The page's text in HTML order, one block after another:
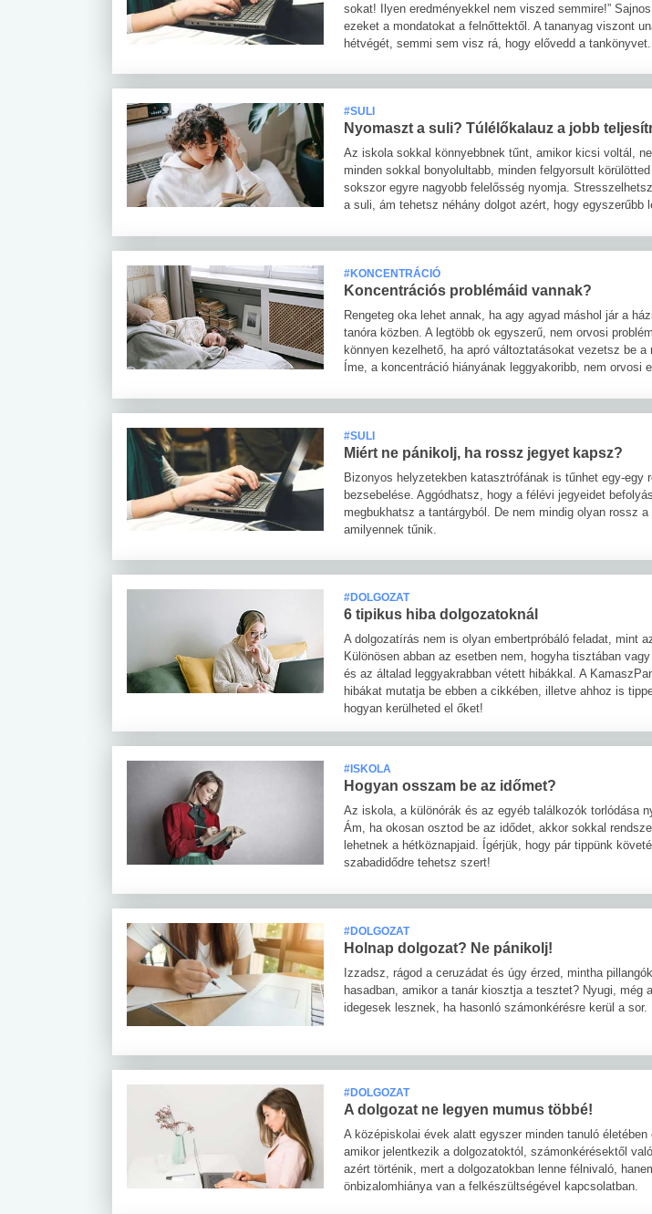
sokat! Ilyen eredményekkel nem viszed semmire!”
ezeket a mondatokat a felnőttektől. A tananyag viszont
hétvégét, semmi sem visz rá, hogy elővedd a
#SULI
Nyomaszt a suli? Túlélőkalauz a jobb
Az iskola sokkal könnyebbnek tűnt, amikor kicsi voltál,
minden sokkal bonyolultabb, minden felgyorsult
sokszor egyre nagyobb felelősség nyomja.
a suli, ám tehetsz néhány dolgot azért, hogy egyszerűbb
#KONCENTRÁCIÓ
Koncentrációs problémáid vannak?
Rengeteg oka lehet annak, ha agy agyad máshol jár a
tanóra közben. A legtöbb ok egyszerű, nem orvosi
könnyen kezelhető, ha apró változtatásokat vezetsz be a
Íme, a koncentráció hiányának leggyakoribb, nem orvosi
#SULI
Miért ne pánikolj, ha rossz jegyet kapsz?
Bizonyos helyzetekben katasztrófának is tűnhet egy-egy
bezsebelése. Aggódhatsz, hogy a félévi jegyeidet
megbukhatsz a tantárgyból. De nem mindig olyan rossz
amilyennek tűnik.
#DOLGOZAT
6 tipikus hiba dolgozatoknál
A dolgozatírás nem is olyan embertpróbáló feladat, mint
Különösen abban az esetben nem, hogyha tisztában vagy
és az általad leggyakrabban vétett hibákkal. A
hibákat mutatja be ebben a cikkében, illetve ahhoz is
hogyan kerülheted el őket!
#ISKOLA
Hogyan osszam be az időmet?
Az iskola, a különórák és az egyéb találkozók torlódása
Ám, ha okosan osztod be az idődet, akkor sokkal
lehetnek a hétköznapjaid. Ígérjük, hogy pár tippünk
szabadidődre tehetsz szert!
#DOLGOZAT
Holnap dolgozat? Ne pánikolj!
Izzadsz, rágod a ceruzádat és úgy érzed, mintha
hasadban, amikor a tanár kiosztja a tesztet? Nyugi, még
idegesek lesznek, ha hasonló számonkérésre kerül a sor.
#DOLGOZAT
A dolgozat ne legyen mumus többé!
A középiskolai évek alatt egyszer minden tanuló életében
amikor jelentkezik a dolgozatoktól, számonkérésektől
azért történik, mert a dolgozatokban lenne félnivaló,
önbizalomhiánya van a felkészültségével kapcsolatban.